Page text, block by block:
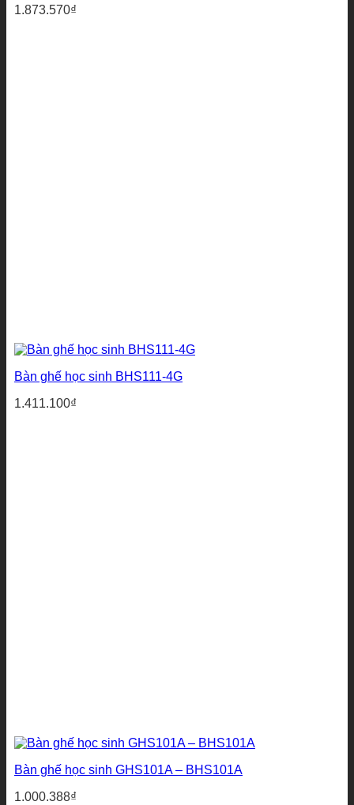
1.873.570₫
Bàn ghế học sinh BHS111-4G
1.411.100₫
Bàn ghế học sinh GHS101A – BHS101A
1.000.388₫